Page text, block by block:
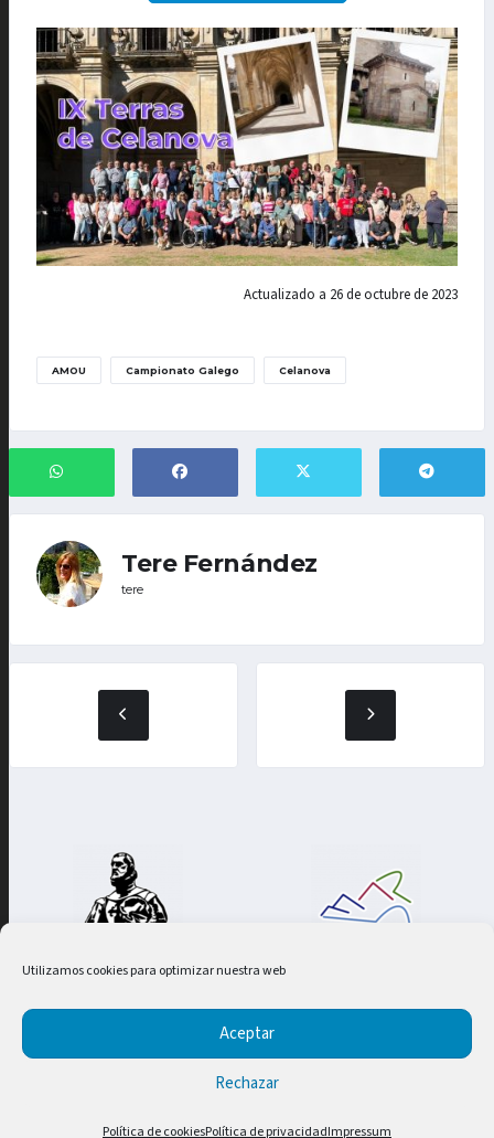
Utilizamos cookies para optimizar nuestra web
Aceptar
Rechazar
Política de cookiesPolítica de privacidadImpressum
Actualizado a 26 de octubre de 2023
AMOU Campionato Galego Celanova
Tere Fernández
tere
2023 | TODOS LOS DERECHOS RESERVADOS